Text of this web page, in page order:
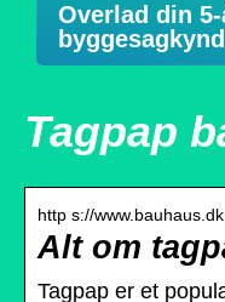
Overlad din
Tagpap
http s://
Alt om
Tagpap er et